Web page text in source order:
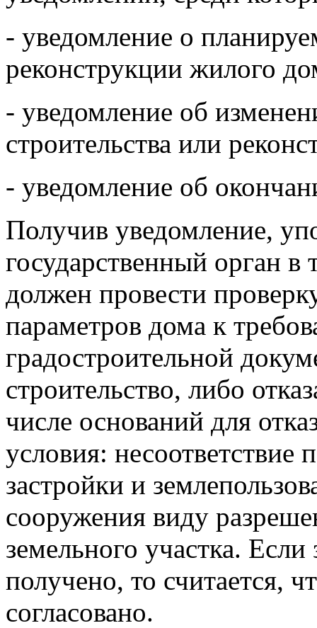
- уведомление о
реконструкции жилого
- уведомление об
строительства или
- уведомление об
Получив уведомление,
государственный орган в
должен провести
параметров дома к
градостроительной
строительство, либо
числе оснований для
условия: несоответствие
застройки и
сооружения виду
земельного участка. Если
получено, то считается,
согласовано.